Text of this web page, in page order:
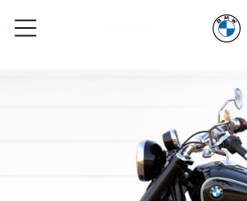
Към основното съдържание